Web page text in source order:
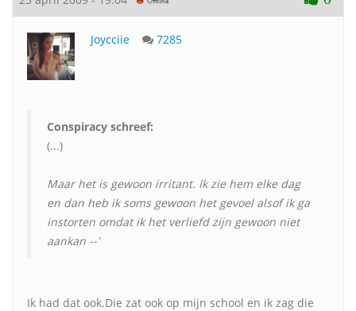
Joycciie 7285
Conspiracy schreef:
(...)
Maar het is gewoon irritant. Ik zie hem elke dag
en dan heb ik soms gewoon het gevoel alsof ik ga
instorten omdat ik het verliefd zijn gewoon niet
aankan --'
Ik had dat ook.Die zat ook op mijn school en ik zag die